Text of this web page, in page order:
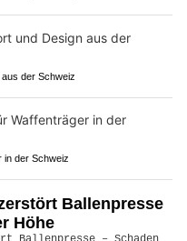
der Schweiz
in der Schweiz
Ballenpresse
Höhe